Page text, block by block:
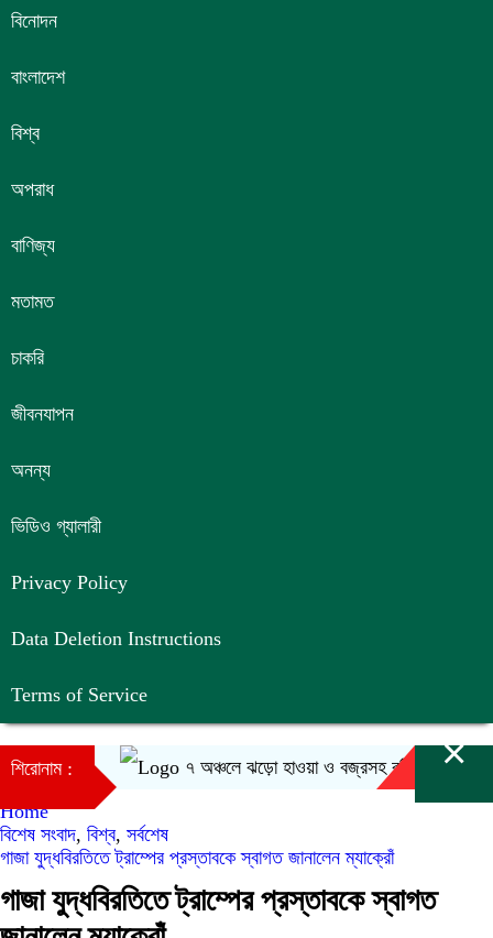
বিনোদন
বাংলাদেশ
বিশ্ব
অপরাধ
বাণিজ্য
মতামত
চাকরি
জীবনযাপন
অনন্য
ভিডিও গ্যালারী
Privacy Policy
Data Deletion Instructions
Terms of Service
শিরোনাম : ৭ অঞ্চলে ঝড়ো হাওয়া ও বজ্রসহ বৃষ্টির আভাস ×
Home
বিশেষ সংবাদ, বিশ্ব, সর্বশেষ
গাজা যুদ্ধবিরতিতে ট্রাম্পের প্রস্তাবকে স্বাগত জানালেন ম্যাক্রোঁ
গাজা যুদ্ধবিরতিতে ট্রাম্পের প্রস্তাবকে স্বাগত